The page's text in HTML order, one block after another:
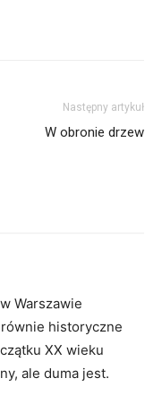
Następny artykuł
W obronie drzew
Warszawie
historyczne
XX wieku
ale duma jest.